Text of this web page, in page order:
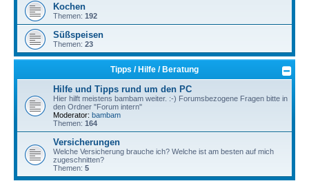
Kochen
Themen: 192
Süßspeisen
Themen: 23
Tipps / Hilfe / Beratung
Hilfe und Tipps rund um den PC
Hier hilft meistens bambam weiter. :-) Forumsbezogene Fragen bitte in
den Ordner "Forum intern"
Moderator: bambam
Themen: 164
Versicherungen
Welche Versicherung brauche ich? Welche ist am besten auf mich
zugeschnitten?
Themen: 5